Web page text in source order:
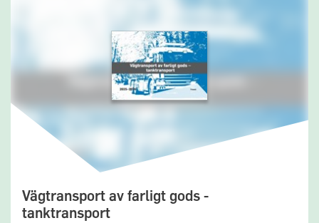
Vägtransport av farligt gods -
tanktransport